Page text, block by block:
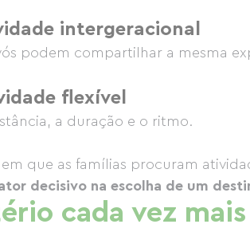
intergeracional
podem compartilhar a mesma
flexível
a duração e o ritmo.
que as famílias procuram
decisivo na escolha de um
cada vez